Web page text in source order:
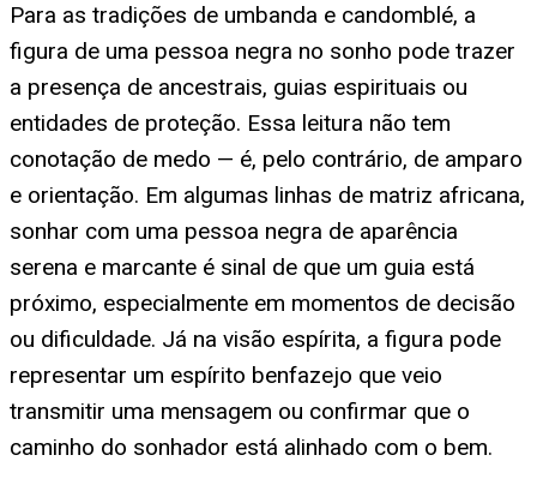
Para as tradições de umbanda e candomblé, a
figura de uma pessoa negra no sonho pode trazer
a presença de ancestrais, guias espirituais ou
entidades de proteção. Essa leitura não tem
conotação de medo — é, pelo contrário, de amparo
e orientação. Em algumas linhas de matriz africana,
sonhar com uma pessoa negra de aparência
serena e marcante é sinal de que um guia está
próximo, especialmente em momentos de decisão
ou dificuldade. Já na visão espírita, a figura pode
representar um espírito benfazejo que veio
transmitir uma mensagem ou confirmar que o
caminho do sonhador está alinhado com o bem.